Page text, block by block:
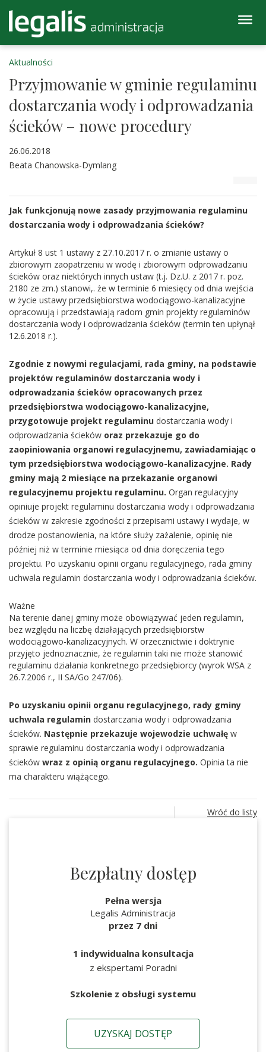
Aktualności
Przyjmowanie w gminie regulaminu
dostarczania wody i odprowadzania
ścieków – nowe procedury
26.06.2018
Beata Chanowska-Dymlang
Jak funkcjonują nowe zasady przyjmowania regulaminu
dostarczania wody i odprowadzania ścieków?
Artykuł 8 ust 1 ustawy z 27.10.2017 r. o zmianie ustawy o
zbiorowym zaopatrzeniu w wodę i zbiorowym odprowadzaniu
ścieków oraz niektórych innych ustaw (t.j. Dz.U. z 2017 r. poz.
2180 ze zm.) stanowi,. że w terminie 6 miesięcy od dnia wejścia
w życie ustawy przedsiębiorstwa wodociągowo-kanalizacyjne
opracowują i przedstawiają radom gmin projekty regulaminów
dostarczania wody i odprowadzania ścieków (termin ten upłynął
12.6.2018 r.).
Zgodnie z nowymi regulacjami, rada gminy, na podstawie
projektów regulaminów dostarczania wody i
odprowadzania ścieków opracowanych przez
przedsiębiorstwa wodociągowo-kanalizacyjne,
przygotowuje projekt regulaminu dostarczania wody i
odprowadzania ścieków oraz przekazuje go do
zaopiniowania organowi regulacyjnemu, zawiadamiając o
tym przedsiębiorstwa wodociągowo-kanalizacyjne. Rady
gminy mają 2 miesiące na przekazanie organowi
regulacyjnemu projektu regulaminu. Organ regulacyjny
opiniuje projekt regulaminu dostarczania wody i odprowadzania
ścieków w zakresie zgodności z przepisami ustawy i wydaje, w
drodze postanowienia, na które służy zażalenie, opinię nie
później niż w terminie miesiąca od dnia doręczenia tego
projektu. Po uzyskaniu opinii organu regulacyjnego, rada gminy
uchwala regulamin dostarczania wody i odprowadzania ścieków.
Ważne
Na terenie danej gminy może obowiązywać jeden regulamin,
bez względu na liczbę działających przedsiębiorstw
wodociągowo-kanalizacyjnych. W orzecznictwie i doktrynie
przyjęto jednoznacznie, że regulamin taki nie może stanowić
regulaminu działania konkretnego przedsiębiorcy (wyrok WSA z
26.7.2006 r., II SA/Go 247/06).
Po uzyskaniu opinii organu regulacyjnego, rady gminy
uchwala regulamin dostarczania wody i odprowadzania
ścieków. Następnie przekazuje wojewodzie uchwałę w
sprawie regulaminu dostarczania wody i odprowadzania
ścieków wraz z opinią organu regulacyjnego. Opinia ta nie
ma charakteru wiążącego.
Wróć do listy
Bezpłatny dostęp
Pełna wersja
Legalis Administracja
przez 7 dni
1 indywidualna konsultacja
z ekspertami Poradni
Szkolenie z obsługi systemu
UZYSKAJ DOSTĘP